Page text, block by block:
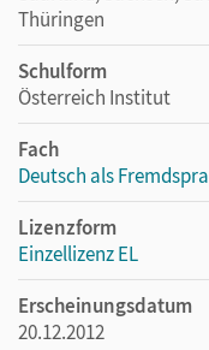
Thüringen
Schulform
Österreich Institut
Fach
Deutsch als
Lizenzform
Einzellizenz EL
Erscheinungsdatum
20.12.2012